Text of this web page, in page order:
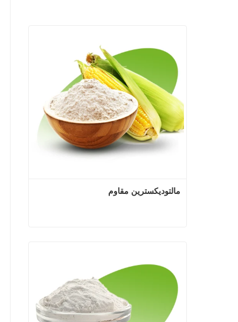
مالتوديكسترين مقاوم
اتصل الآن